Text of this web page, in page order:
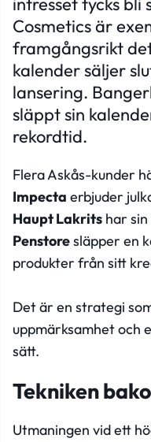
Cosmetics är
framgångsrikt
kalender säljer
lansering.
släppt sin
rekordtid.
Flera Askås-kunder
Impecta erbjuder
Haupt Lakrits har
Penstoresläpper en
produkter från sitt
Det är en strategi
uppmärksamhet och
sätt.
Tekniken
Utmaningen vid ett